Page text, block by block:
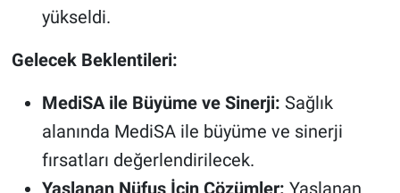
yükseldi.
Gelecek Beklentileri:
MediSA ile Büyüme ve Sinerji: Sağlık
alanında MediSA ile büyüme ve sinerji
fırsatları değerlendirilecek.
Yaşlanan Nüfus İçin Çözümler: Yaşlanan